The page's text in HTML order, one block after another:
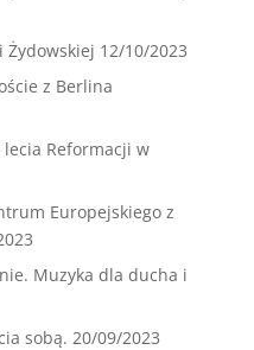
Żydowskiej 12/10/2023
z Berlina
Reformacji w
Europejskiego z
Muzyka dla ducha i
sobą. 20/09/2023